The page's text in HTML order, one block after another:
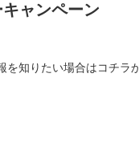
ャンペーン
知りたい場合はコチラ